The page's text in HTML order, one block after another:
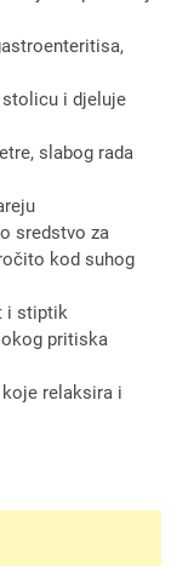
i djeluje
slabog rada
sredstvo za
kod suhog
i stiptik
pritiska
relaksira i